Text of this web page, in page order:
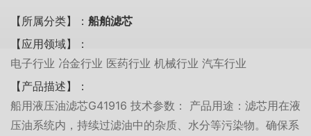
【所属分类】： 船舶滤芯
【应用领域】：
电子行业 冶金行业 医药行业 机械行业 汽车行业
【产品描述】：
船用液压油滤芯G41916 技术参数： 产品用途：滤芯用在液
压油系统内，持续过滤油中的杂质、水分等污染物。确保系